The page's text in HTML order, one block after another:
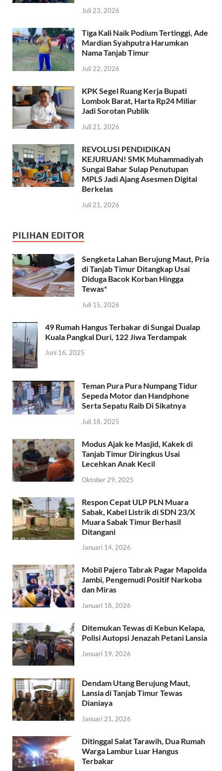
Juli 23, 2026
Tiga Kali Naik Podium Tertinggi, Ade
Mardian Syahputra Harumkan
Nama Tanjab Timur
Juli 22, 2026
KPK Segel Ruang Kerja Bupati
Lombok Barat, Harta Rp24 Miliar
Jadi Sorotan Publik
Juli 21, 2026
REVOLUSI PENDIDIKAN
KEJURUAN! SMK Muhammadiyah
Sungai Bahar Sulap Penutupan
MPLS Jadi Ajang Asesmen Digital
Berkelas
Juli 21, 2026
PILIHAN EDITOR
Sengketa Lahan Berujung Maut, Pria
di Tanjab Timur Ditangkap Usai
Diduga Bacok Korban Hingga
Tewas*
Juli 15, 2026
49 Rumah Hangus Terbakar di Sungai Dualap
Kuala Pangkal Duri, 122 Jiwa Terdampak
Juni 16, 2025
Teman Pura Pura Numpang Tidur
Sepeda Motor dan Handphone
Serta Sepatu Raib Di Sikatnya
Juli 18, 2025
Modus Ajak ke Masjid, Kakek di
Tanjab Timur Diringkus Usai
Lecehkan Anak Kecil
Oktober 29, 2025
Respon Cepat ULP PLN Muara
Sabak, Kabel Listrik di SDN 23/X
Muara Sabak Timur Berhasil
Ditangani
Januari 14, 2026
Mobil Pajero Tabrak Pagar Mapolda
Jambi, Pengemudi Positif Narkoba
dan Miras
Januari 18, 2026
Ditemukan Tewas di Kebun Kelapa,
Polisi Autopsi Jenazah Petani Lansia
Januari 19, 2026
Dendam Utang Berujung Maut,
Lansia di Tanjab Timur Tewas
Dianiaya
Januari 21, 2026
Ditinggal Salat Tarawih, Dua Rumah
Warga Lambur Luar Hangus
Terbakar